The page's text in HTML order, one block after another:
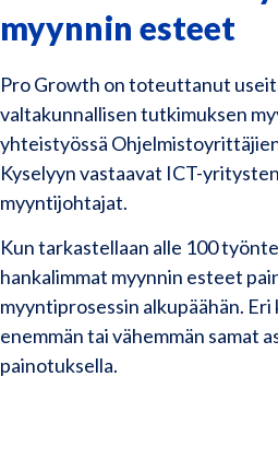
myynnin esteet
Pro Growth on toteuttanut
valtakunnallisen tutkimuksen
yhteistyössä
Kyselyyn vastaavat ICT-
myyntijohtajat.
Kun tarkastellaan alle 100
hankalimmat myynnin esteet
myyntiprosessin alkupäähän. Eri
enemmän tai vähemmän samat
painotuksella.